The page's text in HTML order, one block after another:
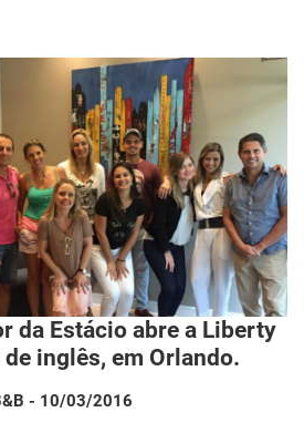
da Estácio abre a Liberty
inglês, em Orlando.
- 10/03/2016